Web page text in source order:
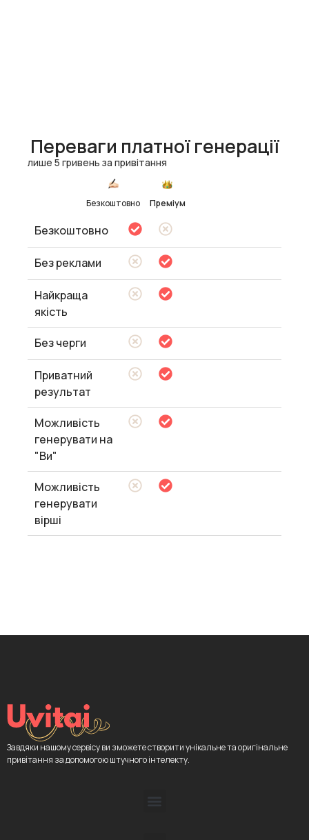
Переваги платної генерації
лише 5 гривень за привітання
Безкоштовно Преміум
Безкоштовно
Без реклами
Найкраща
якість
Без черги
Приватний
результат
Можливість
генерувати на
"Ви"
Можливість
генерувати
вірші
Завдяки нашому сервісу ви зможете створити унікальне та оригінальне
привітання за допомогою штучного інтелекту.